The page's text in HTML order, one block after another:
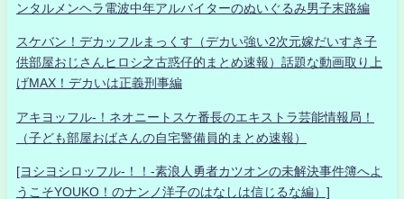
ンタルメンヘラ電波中年アルバイターのぬいぐるみ男子末路編
スケバン！デカッフルまっくす（デカい強い2次元嫁だいすき子
供部屋おじさんヒロシ之古惑仔的まとめ速報）話題な動画取り上
げMAX！デカいは正義刑事編
アキヨッフル-！ネオニートスケ番長のエキストラ芸能情報局！
（子ども部屋おばさんの自宅警備員的まとめ速報）
[ヨシヨシロッフル-！！-素浪人勇者カツオンの未解決事件簿へよ
うこそYOUKO！のナンノ洋子のはなしは信じるな編）]